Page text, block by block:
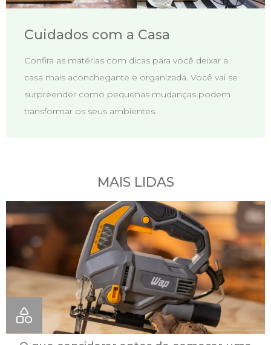
Cuidados com a Casa
Confira as matérias com dicas para você deixar a
casa mais aconchegante e organizada. Você vai se
surpreender como pequenas mudanças podem
transformar os seus ambientes.
MAIS LIDAS